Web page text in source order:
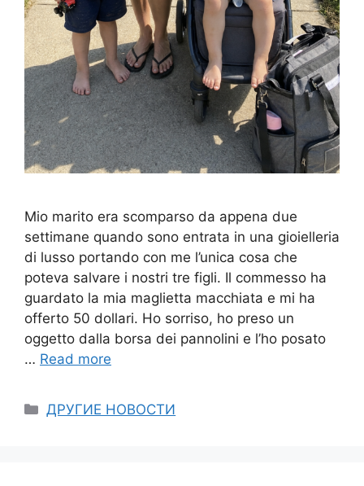
Mio marito era scomparso da appena due
settimane quando sono entrata in una gioielleria
di lusso portando con me l’unica cosa che
poteva salvare i nostri tre figli. Il commesso ha
guardato la mia maglietta macchiata e mi ha
offerto 50 dollari. Ho sorriso, ho preso un
oggetto dalla borsa dei pannolini e l’ho posato
… Read more
Categories
ДРУГИЕ НОВОСТИ